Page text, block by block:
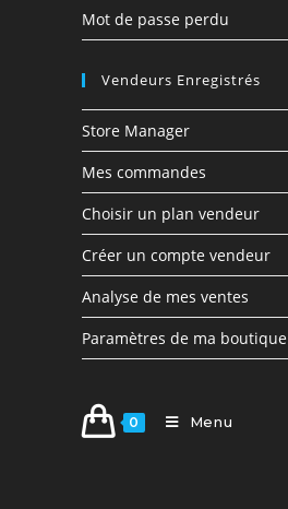
Mot de passe perdu
Vendeurs Enregistrés
Store Manager
Mes commandes
Choisir un plan vendeur
Créer un compte vendeur
Analyse de mes ventes
Paramètres de ma boutique
0 Menu